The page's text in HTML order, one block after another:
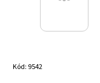
Kód: 9542